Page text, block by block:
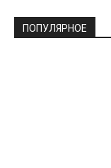
ПОПУЛЯРНОЕ